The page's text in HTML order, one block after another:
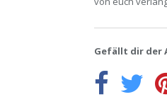
Gefällt dir der